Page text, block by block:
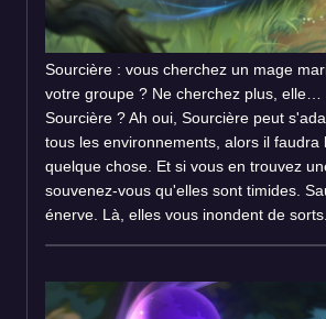
Sourcière : vous cherchez un mage
votre groupe ? Ne cherchez plus, elle…
Sourcière ? Ah oui, Sourcière peut
tous les environnements, alors il faudra
quelque chose. Et si vous en trouvez
souvenez-vous qu'elles sont timides.
énerve. Là, elles vous inondent de sorts.